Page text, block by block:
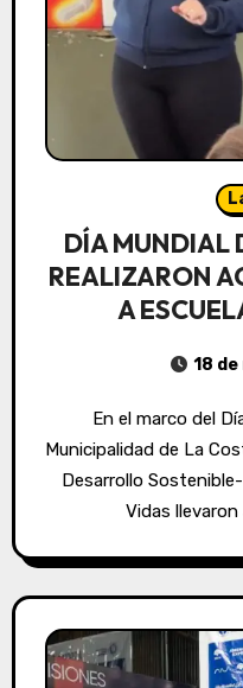
DÍA MUNDIAL
REALIZARON
A
18
En el marco del Día Mundial del Reciclaje, la
Municipalidad de La
Desarrollo
Vidas